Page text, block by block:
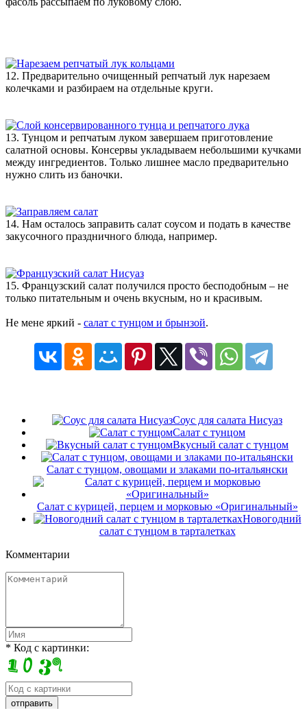
12. Предварительно очищенный репчатый лук нарезаем
колечками и разбираем на отдельные круги.
13. Тунцом и репчатым луком завершаем приготовление
салатной основы. Консервы укладываем небольшими кучками
между ингредиентов. Только лишнее масло предварительно
нужно слить из баночки.
14. Нам осталось заправить салат соусом и подать в качестве
закусочного праздничного блюда, например.
15. Французский салат получился просто бесподобным – не
только питательным и очень вкусным, но и красивым.
Не мене яркий - салат с тунцом и брынзой.
Соус для салата Нисуаз
Салат с тунцом
Вкусный салат с тунцом
Салат с тунцом, овощами и злаками по-итальянски
Салат с курицей, перцем и морковью «Оригинальный»
Новогодний
салат с тунцом в тарталетках
Комментарии
* Код с картинки: